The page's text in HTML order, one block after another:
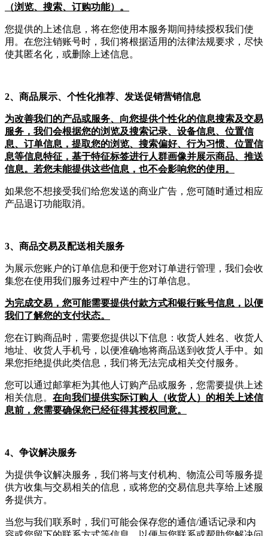
（浏览、搜索、订购功能）。
您提供的上述信息，将在您使用本服务期间持续授权我们使
用。在您注销账号时，我们将根据适用的法律法规要求，尽快
使其匿名化，或删除上述信息。
2、商品展示、个性化推荐、发送促销营销信息
为改善我们的产品或服务、向您提供个性化的信息搜索及交易
服务，我们会根据您的浏览及搜索记录、设备信息、位置信
息、订单信息，提取您的浏览、搜索偏好、行为习惯、位置信
息等信息特征，基于特征标签进行人群画像并展示商品、推送
信息。若您未能提供这些信息，也不会影响您的使用。
如果您不想接受我们给您发送的商业广告，您可随时通过相应
产品退订功能取消。
3、商品交易及配送相关服务
为展示您账户的订单信息和便于您对订单进行管理，我们会收
集您在使用我们服务过程中产生的订单信息。
为完成交易，您可能需要提供付款方式和银行账号信息，以便
我们了解您的支付状态。
您在订购商品时，需要您提供以下信息：收货人姓名、收货人
地址、收货人手机号，以便准确地将商品送到收货人手中。如
果您拒绝提供此类信息，我们将无法完成相关交付服务。
您可以通过邮掌柜为其他人订购产品或服务，您需要提供上述
相关信息。 在向我们提供实际订购人（收货人）的相关上述信
息前，您需要确保您已经征得其授权同意。
4、争议解决服务
为提供争议解决服务，我们将与支付机构、物流公司等服务提
供方收集与交易相关的信息，或将您的交易信息共享给上述服
务提供方。
当您与我们联系时，我们可能会保存您的通信/通话记录和内